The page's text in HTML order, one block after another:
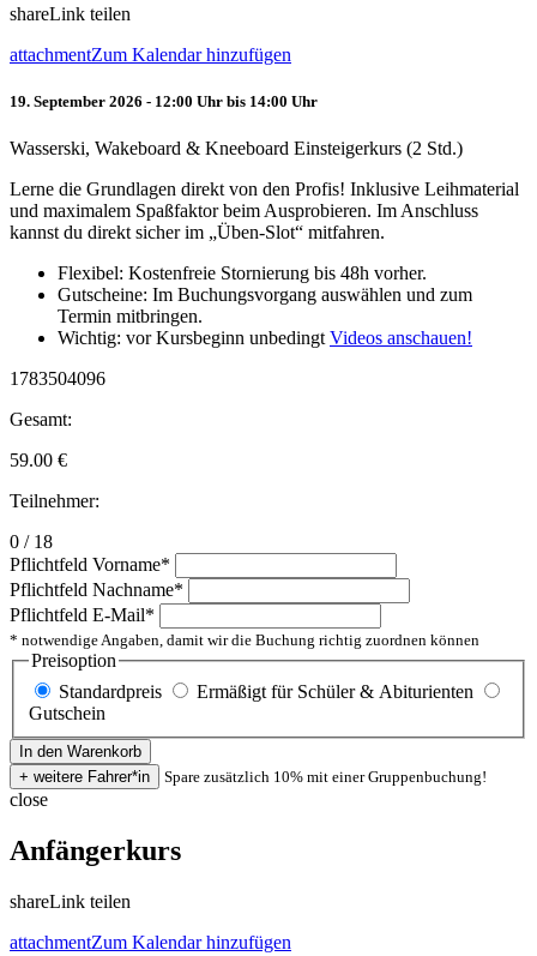
shareLink teilen
attachmentZum Kalendar hinzufügen
19. September 2026 - 12:00 Uhr bis 14:00 Uhr
Wasserski, Wakeboard & Kneeboard Einsteigerkurs (2 Std.)
Lerne die Grundlagen direkt von den Profis! Inklusive Leihmaterial
und maximalem Spaßfaktor beim Ausprobieren. Im Anschluss
kannst du direkt sicher im „Üben-Slot“ mitfahren.
Flexibel: Kostenfreie Stornierung bis 48h vorher.
Gutscheine: Im Buchungsvorgang auswählen und zum
Termin mitbringen.
Wichtig: vor Kursbeginn unbedingtVideos anschauen!
1783504096
Gesamt:
59.00 €
Teilnehmer:
0 / 18
Pflichtfeld Vorname*
Pflichtfeld Nachname*
Pflichtfeld E-Mail*
* notwendige Angaben, damit wir die Buchung richtig zuordnen können
Preisoption
Standardpreis
Ermäßigt für Schüler & Abiturienten
Gutschein
Spare zusätzlich 10% mit einer Gruppenbuchung!
close
Anfängerkurs
shareLink teilen
attachmentZum Kalendar hinzufügen